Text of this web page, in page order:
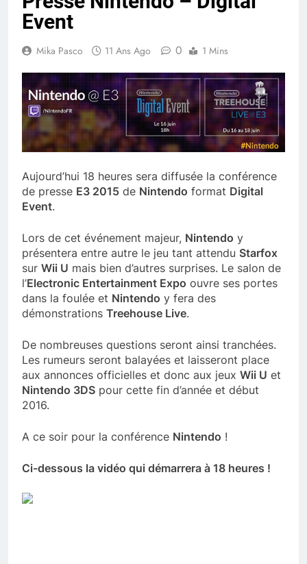
Event
Mika Pasco 11 Ans Ago 0 1 Mins
Aujourd’hui 18 heures sera diffusée la conférence
de presse E3 2015 de Nintendo format Digital
Event.
Lors de cet événement majeur, Nintendo y
présentera entre autre le jeu tant attendu Starfox
sur Wii U mais bien d’autres surprises. Le salon de
l’Electronic Entertainment Expo ouvre ses portes
dans la foulée et Nintendo y fera des
démonstrations Treehouse Live.
De nombreuses questions seront ainsi tranchées.
Les rumeurs seront balayées et laisseront place
aux annonces officielles et donc aux jeux Wii U et
Nintendo 3DS pour cette fin d’année et début
2016.
A ce soir pour la conférence Nintendo !
Ci-dessous la vidéo qui démarrera à 18 heures !